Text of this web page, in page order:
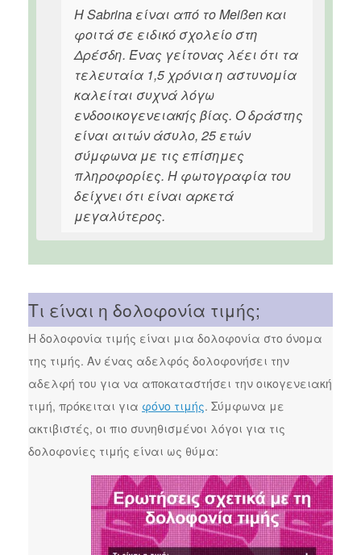
Η Sabrina είναι από το Meißen και
φοιτά σε ειδικό σχολείο στη
Δρέσδη. Ένας γείτονας λέει ότι τα
τελευταία 1,5 χρόνια η αστυνομία
καλείται συχνά λόγω
ενδοοικογενειακής βίας. Ο δράστης
είναι αιτών άσυλο, 25 ετών
σύμφωνα με τις επίσημες
πληροφορίες. Η φωτογραφία του
δείχνει ότι είναι αρκετά
μεγαλύτερος.
Τι είναι η δολοφονία τιμής;
Η δολοφονία τιμής είναι μια δολοφονία στο όνομα
της τιμής. Αν ένας αδελφός δολοφονήσει την
αδελφή του για να αποκαταστήσει την οικογενειακή
τιμή, πρόκειται για φόνο τιμής. Σύμφωνα με
ακτιβιστές, οι πιο συνηθισμένοι λόγοι για τις
δολοφονίες τιμής είναι ως θύμα: